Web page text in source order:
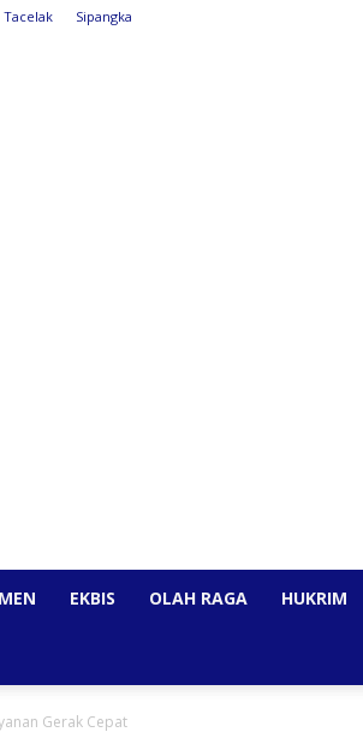
Tacelak Sipangka
EKBIS OLAH RAGA HUKRIM
Gerak Cepat